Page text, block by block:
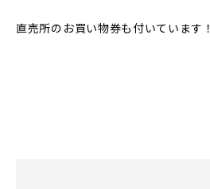
直売所のお買い物券も付いています！